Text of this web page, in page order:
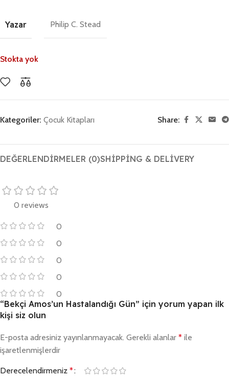
Yazar Philip C. Stead
Stokta yok
Kategoriler: Çocuk Kitapları Share:
DEĞERLENDIRMELER (0)SHIPPING & DELIVERY
0 reviews
0
0
0
0
0
“Bekçi Amos’un Hastalandığı Gün” için yorum yapan ilk
kişi siz olun
E-posta adresiniz yayınlanmayacak. Gerekli alanlar * ile
işaretlenmişlerdir
Derecelendirmeniz *